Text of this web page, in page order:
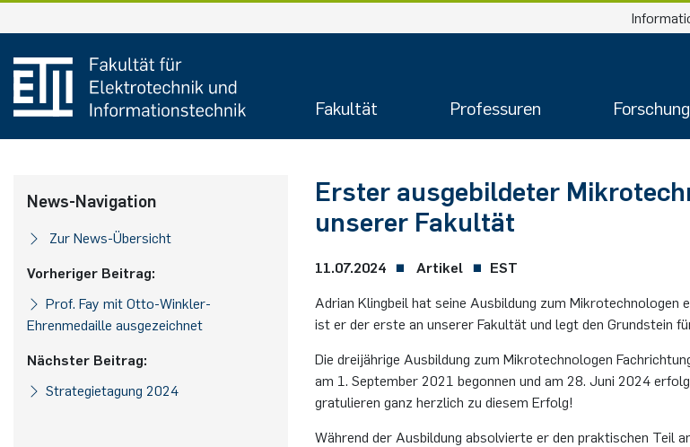
Fakultät Professuren Forschung
News-Navigation
Zur News-Übersicht
Vorheriger Beitrag:
Prof. Fay mit Otto-Winkler-
Ehrenmedaille ausgezeichnet
Nächster Beitrag:
Strategietagung 2024
Erster ausgebildeter
unserer Fakultät
11.07.2024 Artikel
EST
Adrian Klingbeil hat seine Ausbildung zum Mikrotechnologen
ist er der erste an unserer Fakultät und legt den Grundstein
Die dreijährige Ausbildung zum Mikrotechnologen
am 1. September 2021 begonnen und am 28. Juni 2024
gratulieren ganz herzlich zu diesem Erfolg!
Während der Ausbildung absolvierte er den praktischen Teil